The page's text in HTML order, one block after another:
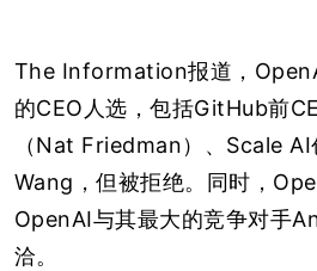
The Information报道，
的CEO人选，包括GitHub前
（Nat Friedman）、Scale
Wang，但被拒绝。同时，
OpenAI与其最大的竞争对手
洽。